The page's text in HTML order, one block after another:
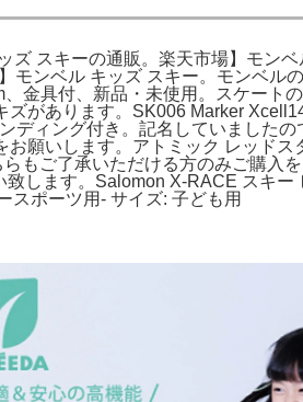
スキーの通販。楽天市場】モン
モンベル キッズ スキー。モンベル
金具付、新品・未使用。スケート
があります。SK006 Marker
ディング付き。記名していました
願いします。アトミック レッド
もご了承いただける方のみご購入
致します。Salomon X-RACE スキ
スポーツ用- サイズ: 子ども用